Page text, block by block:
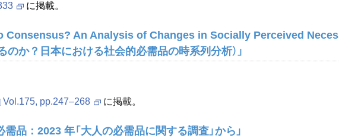
に掲載。
Consensus? An Analysis of Changes in Socially Perceived
か？日本における社会的必需品の時系列分析）」
Vol.175, pp.247–268 に掲載。
品：2023 年「大人の必需品に関する調査」から」